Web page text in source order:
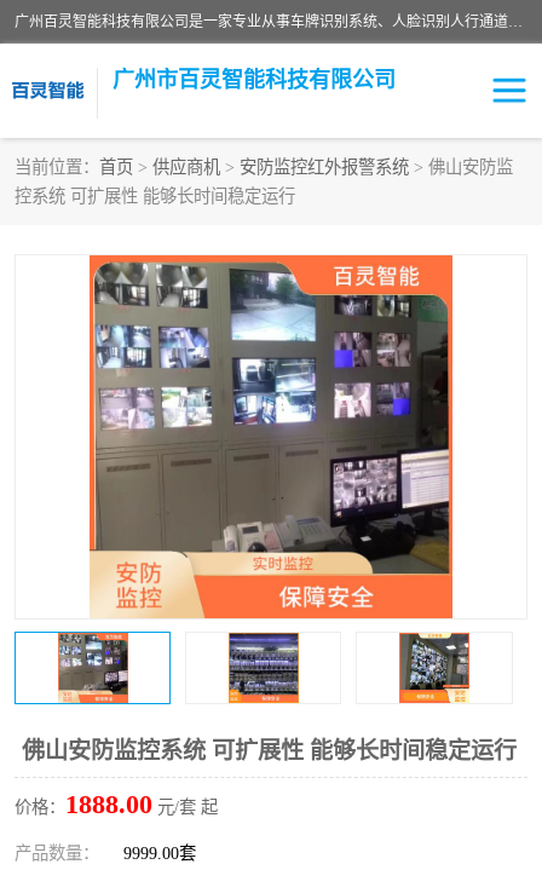
广州百灵智能科技有限公司是一家专业从事车牌识别系统、人脸识别人行通道、安防监控交通设施、停车场智能管理系统、停车场云平台、车牌识别一体机、自动道闸、通道设备、交通设施及交通划线等产品研发、生产和销售的高新技术企业。
广州市百灵智能科技有限公司
当前位置： 首页 > 供应商机 > 安防监控红外报警系统 > 佛山安防监
控系统 可扩展性 能够长时间稳定运行
佛山安防监控系统 可扩展性 能够长时间稳定运行
价格： 1888.00 元/套 起
产品数量： 9999.00套
安防监控红外报警系统
人脸识别系统